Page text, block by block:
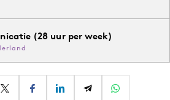
(28 uur per week)